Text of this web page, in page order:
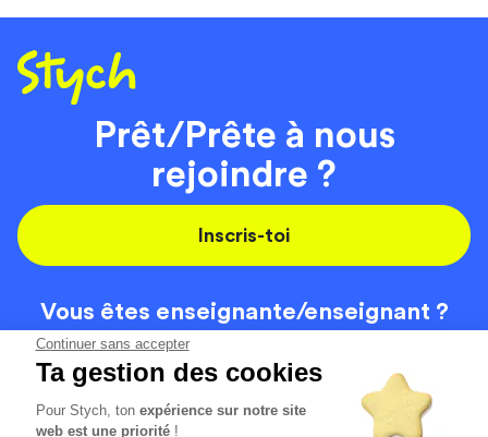
Continuer sans accepter
Ta gestion des cookies
Pour Stych, tonexpérience sur notre site
web est une priorité !
Prêt/Prête à nous
rejoindre ?
Inscris-toi
Vous êtes enseignante/enseignant ?
On recrute
Code de la route Contact